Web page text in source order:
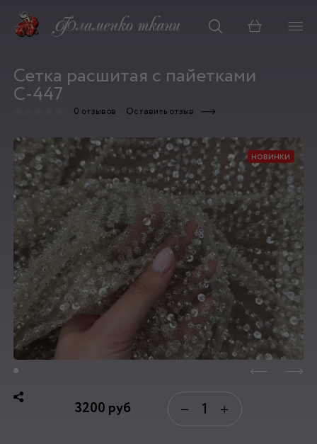
Корзина
Сетка расшитая с пайетками
С-447
0 отзывов Оставить отзыв
новинки
3200 руб − +